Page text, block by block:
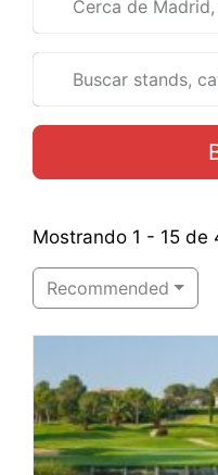
Mostrando 1 - 15 de
Recommended